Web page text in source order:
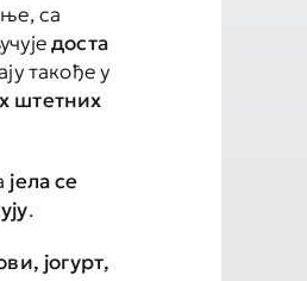
са
доста
такође у
штетних
јела се
.
јогурт,